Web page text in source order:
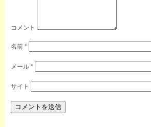
コメント
名前*
メール*
サイト